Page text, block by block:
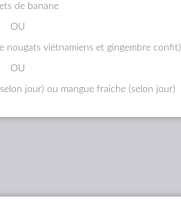
de banane
OU
nougats viétnamiens et gingembre confit)
OU
jour) ou mangue fraiche (selon jour)